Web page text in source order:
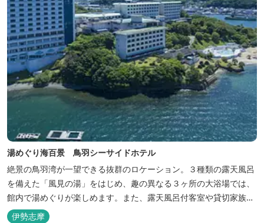
湯めぐり海百景 鳥羽シーサイドホテル
絶景の鳥羽湾が一望できる抜群のロケーション。３種類の露天風呂
を備えた「風見の湯」をはじめ、趣の異なる３ヶ所の大浴場では、
館内で湯めぐりが楽しめます。また、露天風呂付客室や貸切家族風
呂（有料）、足湯に湯上がり処などもございますので、湯浴みの一
伊勢志摩